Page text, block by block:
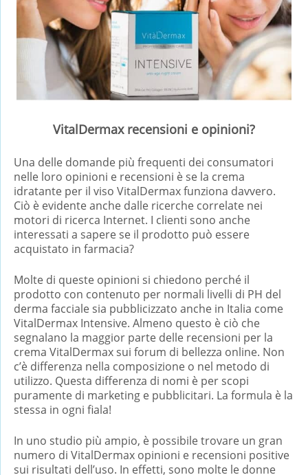
VitalDermax recensioni e opinioni?
Una delle domande più frequenti dei consumatori
nelle loro opinioni e recensioni è se la crema
idratante per il viso VitalDermax funziona davvero.
Ciò è evidente anche dalle ricerche correlate nei
motori di ricerca Internet. I clienti sono anche
interessati a sapere se il prodotto può essere
acquistato in farmacia?
Molte di queste opinioni si chiedono perché il
prodotto con contenuto per normali livelli di PH del
derma facciale sia pubblicizzato anche in Italia come
VitalDermax Intensive. Almeno questo è ciò che
segnalano la maggior parte delle recensioni per la
crema VitalDermax sui forum di bellezza online. Non
c’è differenza nella composizione o nel metodo di
utilizzo. Questa differenza di nomi è per scopi
puramente di marketing e pubblicitari. La formula è la
stessa in ogni fiala!
In uno studio più ampio, è possibile trovare un gran
numero di VitalDermax opinioni e recensioni positive
sui risultati dell’uso. In effetti, sono molte le donne